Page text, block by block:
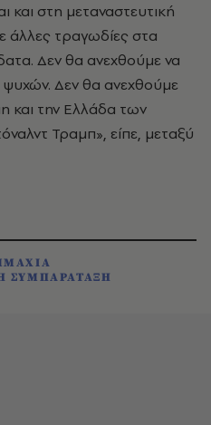
στη μεταναστευτική
άλλες τραγωδίες στα
Δεν θα ανεχθούμε να
Δεν θα ανεχθούμε
και την Ελλάδα των
Τραμπ», είπε, μεταξύ
ΣΥΜΠΑΡΑΤΑΞΗ